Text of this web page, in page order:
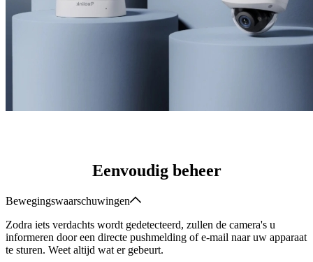
Eenvoudig beheer
Bewegingswaarschuwingen
Zodra iets verdachts wordt gedetecteerd, zullen de camera's u
informeren door een directe pushmelding of e-mail naar uw apparaat
te sturen. Weet altijd wat er gebeurt.